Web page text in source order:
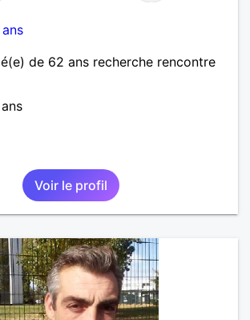
de 62 ans recherche rencontre
Voir le profil